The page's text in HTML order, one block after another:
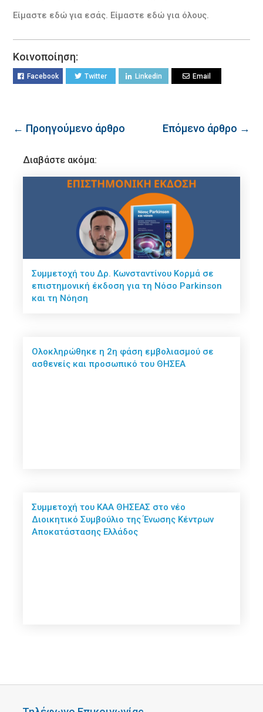
Είμαστε εδώ για εσάς. Είμαστε εδώ για όλους.
Κοινοποίηση:
Facebook Twitter Linkedin Email
← Προηγούμενο άρθρο Επόμενο άρθρο →
Διαβάστε ακόμα:
Συμμετοχή του Δρ. Κωνσταντίνου Κορμά σε
επιστημονική έκδοση για τη Νόσο Parkinson
και τη Νόηση
Ολοκληρώθηκε η 2η φάση εμβολιασμού σε
ασθενείς και προσωπικό του ΘΗΣΕΑ
Συμμετοχή του ΚΑΑ ΘΗΣΕΑΣ στο νέο
Διοικητικό Συμβούλιο της Ένωσης Κέντρων
Αποκατάστασης Ελλάδος